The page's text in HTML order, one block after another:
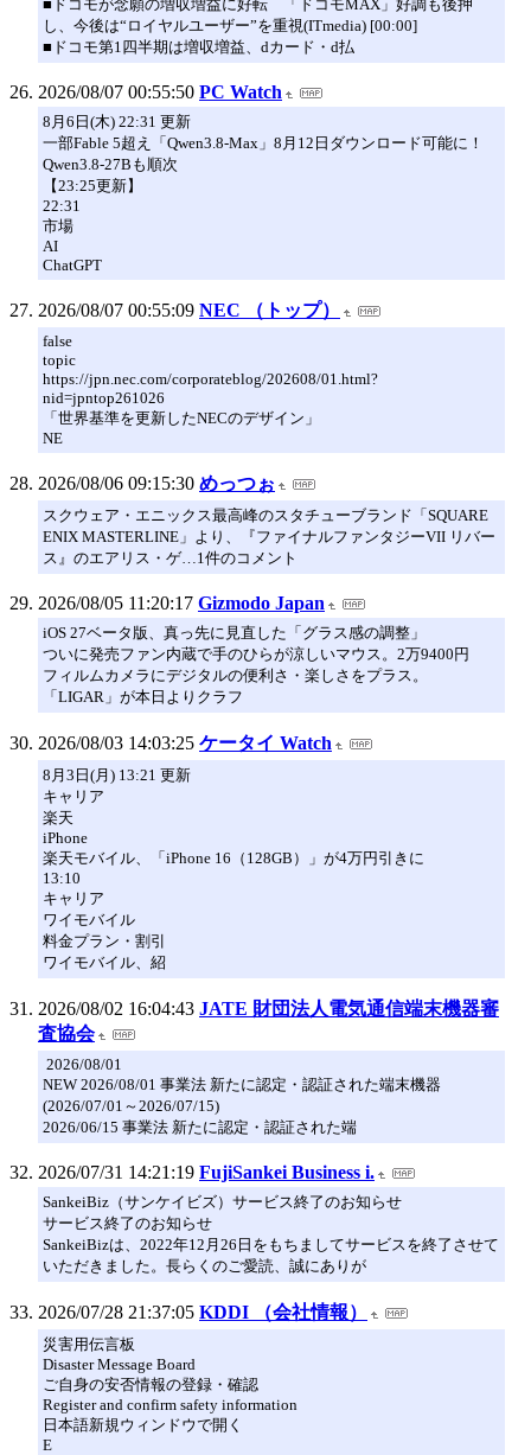
■ドコモが念願の増収増益に好転 「ドコモMAX」好調も後押
し、今後は“ロイヤルユーザー”を重視(ITmedia) [00:00]
■ドコモ第1四半期は増収増益、dカード・d払
2026/08/07 00:55:50 PC Watch
8月6日(木) 22:31 更新
一部Fable 5超え「Qwen3.8-Max」8月12日ダウンロード可能に！
Qwen3.8-27Bも順次
【23:25更新】
22:31
市場
AI
ChatGPT
2026/08/07 00:55:09 NEC （トップ）
false
topic
https://jpn.nec.com/corporateblog/202608/01.html?
nid=jpntop261026
「世界基準を更新したNECのデザイン」
NE
2026/08/06 09:15:30 めっつぉ
スクウェア・エニックス最高峰のスタチューブランド「SQUARE
ENIX MASTERLINE」より、『ファイナルファンタジーVII リバー
ス』のエアリス・ゲ…1件のコメント
2026/08/05 11:20:17 Gizmodo Japan
iOS 27ベータ版、真っ先に見直した「グラス感の調整」
ついに発売ファン内蔵で手のひらが涼しいマウス。2万9400円
フィルムカメラにデジタルの便利さ・楽しさをプラス。
「LIGAR」が本日よりクラフ
2026/08/03 14:03:25 ケータイ Watch
8月3日(月) 13:21 更新
キャリア
楽天
iPhone
楽天モバイル、「iPhone 16（128GB）」が4万円引きに
13:10
キャリア
ワイモバイル
料金プラン・割引
ワイモバイル、紹
2026/08/02 16:04:43 JATE 財団法人電気通信端末機器審
査協会
2026/08/01
NEW 2026/08/01 事業法 新たに認定・認証された端末機器
(2026/07/01～2026/07/15)
2026/06/15 事業法 新たに認定・認証された端
2026/07/31 14:21:19 FujiSankei Business i.
SankeiBiz（サンケイビズ）サービス終了のお知らせ
サービス終了のお知らせ
SankeiBizは、2022年12月26日をもちましてサービスを終了させて
いただきました。長らくのご愛読、誠にありが
2026/07/28 21:37:05 KDDI （会社情報）
災害用伝言板
Disaster Message Board
ご自身の安否情報の登録・確認
Register and confirm safety information
日本語新規ウィンドウで開く
E